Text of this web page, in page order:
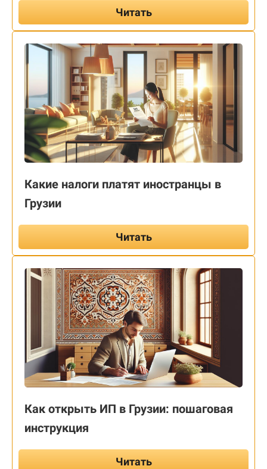
Читать
Какие налоги платят иностранцы в
Грузии
Читать
Как открыть ИП в Грузии: пошаговая
инструкция
Читать